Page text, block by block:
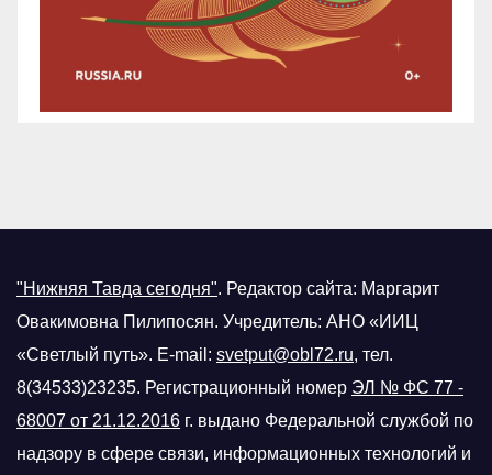
"Нижняя Тавда сегодня". Редактор сайта: Маргарит
Овакимовна Пилипосян. Учредитель: АНО «ИИЦ
«Светлый путь». E-mail: svetput@obl72.ru, тел.
8(34533)23235. Регистрационный номер ЭЛ № ФС 77 -
68007 от 21.12.2016 г. выдано Федеральной службой по
надзору в сфере связи, информационных технологий и